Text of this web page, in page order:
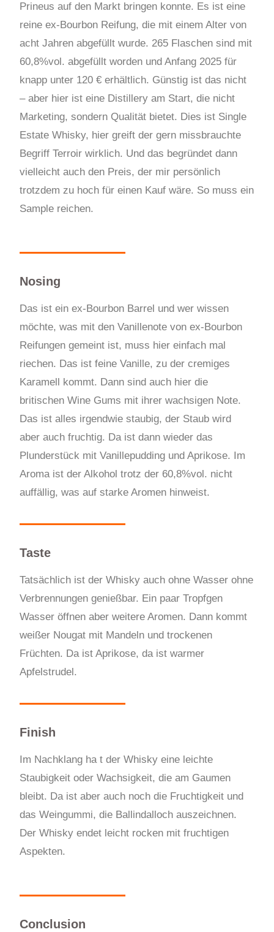
Prineus auf den Markt bringen konnte. Es ist eine
reine ex-Bourbon Reifung, die mit einem Alter von
acht Jahren abgefüllt wurde. 265 Flaschen sind mit
60,8%vol. abgefüllt worden und Anfang 2025 für
knapp unter 120 € erhältlich. Günstig ist das nicht
– aber hier ist eine Distillery am Start, die nicht
Marketing, sondern Qualität bietet. Dies ist Single
Estate Whisky, hier greift der gern missbrauchte
Begriff Terroir wirklich. Und das begründet dann
vielleicht auch den Preis, der mir persönlich
trotzdem zu hoch für einen Kauf wäre. So muss ein
Sample reichen.
Nosing
Das ist ein ex-Bourbon Barrel und wer wissen
möchte, was mit den Vanillenote von ex-Bourbon
Reifungen gemeint ist, muss hier einfach mal
riechen. Das ist feine Vanille, zu der cremiges
Karamell kommt. Dann sind auch hier die
britischen Wine Gums mit ihrer wachsigen Note.
Das ist alles irgendwie staubig, der Staub wird
aber auch fruchtig. Da ist dann wieder das
Plunderstück mit Vanillepudding und Aprikose. Im
Aroma ist der Alkohol trotz der 60,8%vol. nicht
auffällig, was auf starke Aromen hinweist.
Taste
Tatsächlich ist der Whisky auch ohne Wasser ohne
Verbrennungen genießbar. Ein paar Tropfgen
Wasser öffnen aber weitere Aromen. Dann kommt
weißer Nougat mit Mandeln und trockenen
Früchten. Da ist Aprikose, da ist warmer
Apfelstrudel.
Finish
Im Nachklang ha t der Whisky eine leichte
Staubigkeit oder Wachsigkeit, die am Gaumen
bleibt. Da ist aber auch noch die Fruchtigkeit und
das Weingummi, die Ballindalloch auszeichnen.
Der Whisky endet leicht rocken mit fruchtigen
Aspekten.
Conclusion